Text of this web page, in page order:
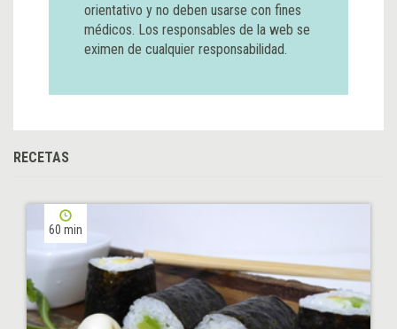
orientativo y no deben usarse con fines
médicos. Los responsables de la web se
eximen de cualquier responsabilidad.
RECETAS
60 min